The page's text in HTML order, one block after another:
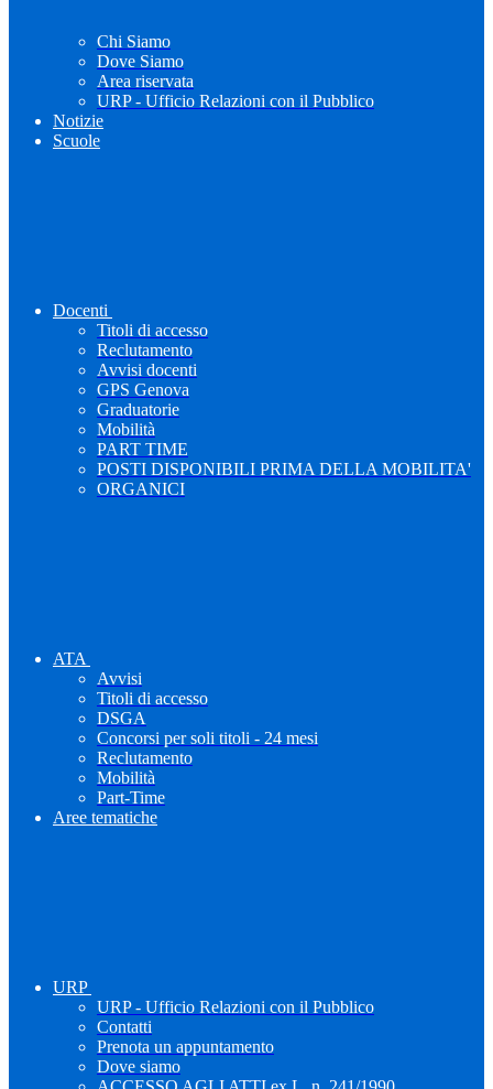
Chi Siamo
Dove Siamo
Area riservata
URP - Ufficio Relazioni con il Pubblico
Notizie
Scuole
Docenti
Titoli di accesso
Reclutamento
Avvisi docenti
GPS Genova
Graduatorie
Mobilità
PART TIME
POSTI DISPONIBILI PRIMA DELLA MOBILITA'
ORGANICI
ATA
Avvisi
Titoli di accesso
DSGA
Concorsi per soli titoli - 24 mesi
Reclutamento
Mobilità
Part-Time
Aree tematiche
URP
URP - Ufficio Relazioni con il Pubblico
Contatti
Prenota un appuntamento
Dove siamo